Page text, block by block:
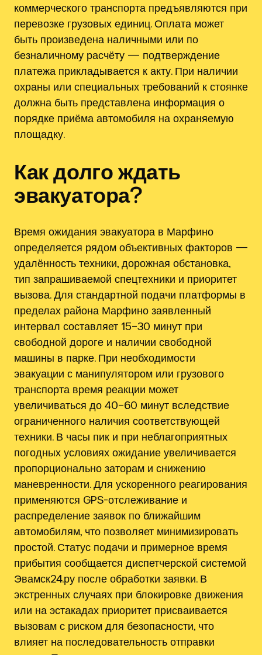
коммерческого транспорта предъявляются при
перевозке грузовых единиц. Оплата может
быть произведена наличными или по
безналичному расчёту — подтверждение
платежа прикладывается к акту. При наличии
охраны или специальных требований к стоянке
должна быть представлена информация о
порядке приёма автомобиля на охраняемую
площадку.
Как долго ждать
эвакуатора?
Время ожидания эвакуатора в Марфино
определяется рядом объективных факторов —
удалённость техники, дорожная обстановка,
тип запрашиваемой спецтехники и приоритет
вызова. Для стандартной подачи платформы в
пределах района Марфино заявленный
интервал составляет 15–30 минут при
свободной дороге и наличии свободной
машины в парке. При необходимости
эвакуации с манипулятором или грузового
транспорта время реакции может
увеличиваться до 40–60 минут вследствие
ограниченного наличия соответствующей
техники. В часы пик и при неблагоприятных
погодных условиях ожидание увеличивается
пропорционально заторам и снижению
маневренности. Для ускоренного реагирования
применяются GPS-отслеживание и
распределение заявок по ближайшим
автомобилям, что позволяет минимизировать
простой. Статус подачи и примерное время
прибытия сообщается диспетчерской системой
Эвамск24.ру после обработки заявки. В
экстренных случаях при блокировке движения
или на эстакадах приоритет присваивается
вызовам с риском для безопасности, что
влияет на последовательность отправки